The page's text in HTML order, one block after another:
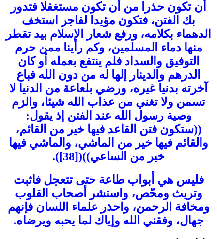
أن تكون حذرا من أن تكون مستغفلا فتدور
بك الفتن، فتكون مؤيدا لفاجر استخف
الدهماء بكلامه، ورفع شعار الإسلام بيد تقطر
منها دماء المسلمين، وكم رأينا ممن حرم
التوفيق والسداد فلم ينتفع بعمله أو كان
الدرهم والدينار إلها له من دون الله فباع
آخرته بدنيا غيره، ورضي بلعاعة من الدنيا لا
تسمن ولا تغني من عذاب الله شيئا، والزم
وصية رسول الله عند الفتن إذ يقول:
((ستكون فتن القاعد فيها خير من القائم،
والقائم فيها خير من الماشي، والماشي فيها
خير من الساعي))([38]).
فليس هي أبواب طاعة حتى تتعجل فاثبت
وتريث ومحّص، واستشر أصحاب القلوب
ومخافة الرحمن، واحذر علماء اللسان فإنهم
جهال، وفقني الله وإياك لما يحبه ويرضاه.